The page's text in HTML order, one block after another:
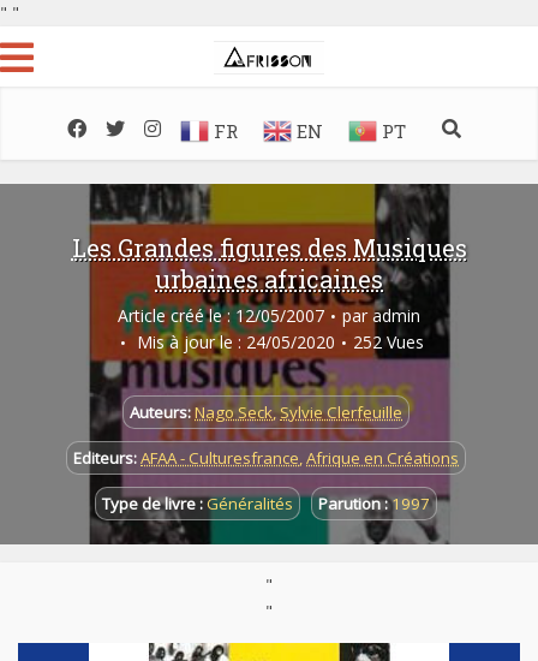
" "
FR EN PT
Les Grandes figures des Musiques
urbaines africaines
Article créé le : 12/05/2007 par admin
Mis à jour le : 24/05/2020
252 Vues
Auteurs:Nago Seck,Sylvie Clerfeuille
Editeurs:AFAA - Culturesfrance,Afrique en Créations
Type de livre :Généralités Parution :1997
"
"